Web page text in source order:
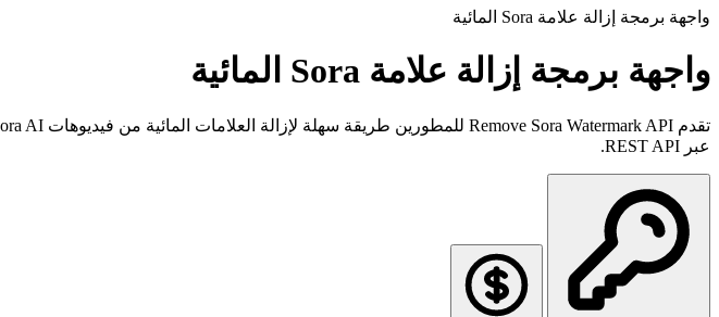
واجهة برمجة إزالة علامة Sora المائية
واجهة برمجة إزالة علامة Sora المائية
عبر REST API.